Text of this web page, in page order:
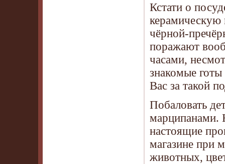
Кстати о
керамическую
чёрной-
поражают
часами,
знакомые готы
Вас за такой
Побаловать
марципанами.
настоящие
магазине при
животных,